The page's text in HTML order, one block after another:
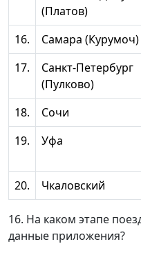
(Платов)
16. Самара (Курумоч)
17.
Санкт-Петербург
(Пулково)
18. Сочи
19.
Уфа
20.
Чкаловский
16. На каком этапе
данные приложения?